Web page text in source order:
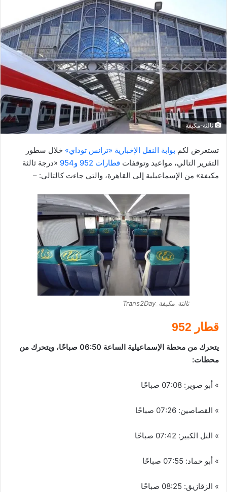
ل
ب
ر
ي
د
ا
ل
ك
ت
و
ن
ي
ثالثة-مكيفة
تستعرض لكم بوابة النقل الإخبارية «ترانس توداي» خلال سطور
التقرير التالي، مواعيد وتوقفات قطارات 952 و954
«درجة ثالثة
مكيفة» من الإسماعيلية إلى القاهرة، والتي جاءت كالتالي: –
ثالثة_مكيفة_Trans2Day
قطار 952
يتحرك من محطة الإسماعيلية الساعة 06:50 صباحًا، ويتحرك من
محطات:
» أبو صوير: 07:08 صباحًا
» القصاصين: 07:26 صباحًا
» التل الكبير: 07:42 صباحًا
» أبو حماد: 07:55 صباحًا
» الزقازيق: 08:25 صباحًا